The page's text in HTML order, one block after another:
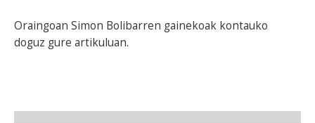
Oraingoan Simon Bolibarren gainekoak kontauko
doguz gure artikuluan.